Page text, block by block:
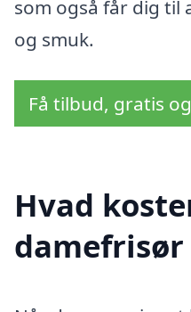
som også får dig til
og smuk.
Få tilbud, gratis
Hvad
damefrisør